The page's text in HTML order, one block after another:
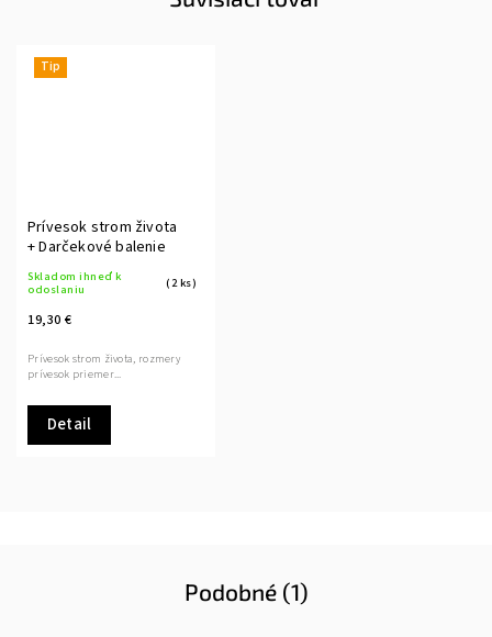
Tip
Prívesok strom života
+ Darčekové balenie
Skladom ihneď k
odoslaniu
(2 ks)
19,30 €
Detail
Prívesok strom života, rozmery
prívesok priemer...
Podobné (1)